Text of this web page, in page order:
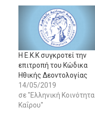
Η Ε.Κ.Κ συγκροτεί την
επιτροπή του Κώδικα
Ηθικής Δεοντολογίας
14/05/2019
σε "Ελληνική Κοινότητα
Καΐρου"